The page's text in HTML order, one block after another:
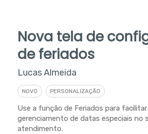
Nova tela de
de feriados
Lucas Almeida
NOVO PERSONALIZAÇÃO
Use a função de Feriados para
gerenciamento de datas especiais no
atendimento.